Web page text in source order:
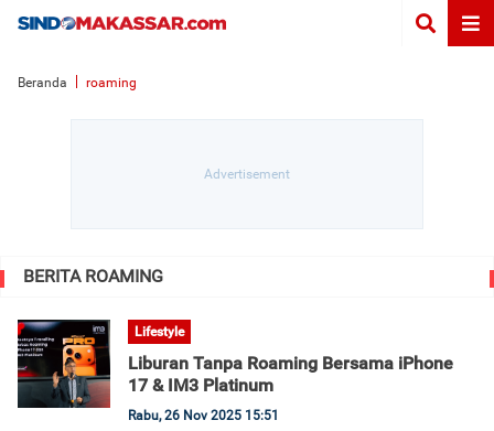
Beranda roaming
BERITA ROAMING
Lifestyle
Liburan Tanpa Roaming Bersama iPhone
17 & IM3 Platinum
Rabu, 26 Nov 2025 15:51